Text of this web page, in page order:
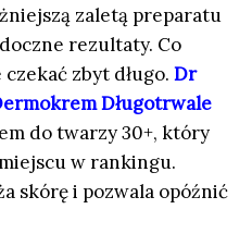
zaletą preparatu
rezultaty. Co
zbyt długo. Dr
Długotrwale
do twarzy 30+, który
w rankingu.
skórę i pozwala opóźnić